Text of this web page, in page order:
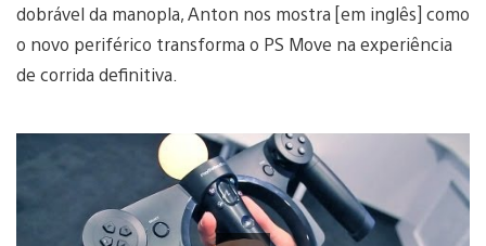
dobrável da manopla, Anton nos mostra [em inglês] como
o novo periférico transforma o PS Move na experiência
de corrida definitiva.